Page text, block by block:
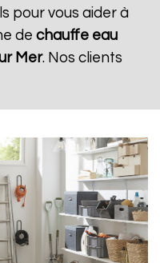
pour vous aider à
dechauffe eau
Mer. Nos clients